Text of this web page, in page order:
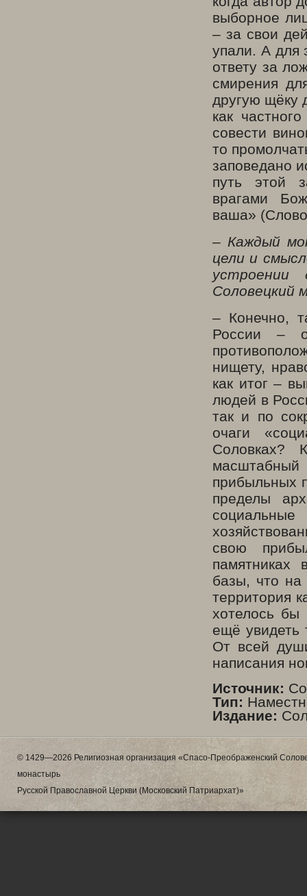
выборное
– за свои
упали. А для
ответу за
смирения
другую щёку
как
совести
то
заповедано
путь этой
врагами
ваша»
– Каждый
цели и
Соловецкий
– Конечно,
России –
нищету,
как итог –
людей в
так и по
очаги
Соловках?
прибыльных
пределы
свою
памятниках
базы, что на
территория
хотелось бы
ещё увидеть
От всей
написания
Источник:
Тип:
Издание:
© 1429—2026 Религиозная организация «Спасо-Преображенский
монастырь
Русской Православной Церкви (Московский Патриархат)»